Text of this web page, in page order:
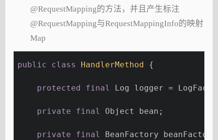
@RequestMapping的方法，并且产生标注
@RequestMapping与RequestMappingInfo的映射
Map
public class HandlerMethod {
protected final Log logger =
private final Object bean;
private final BeanFactory